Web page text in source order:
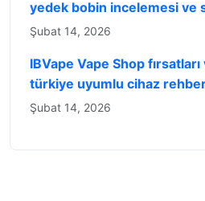
yedek bobin incelemesi ve
Şubat 14, 2026
IBVape Vape Shop
türkiye uyumlu cihaz
Şubat 14, 2026